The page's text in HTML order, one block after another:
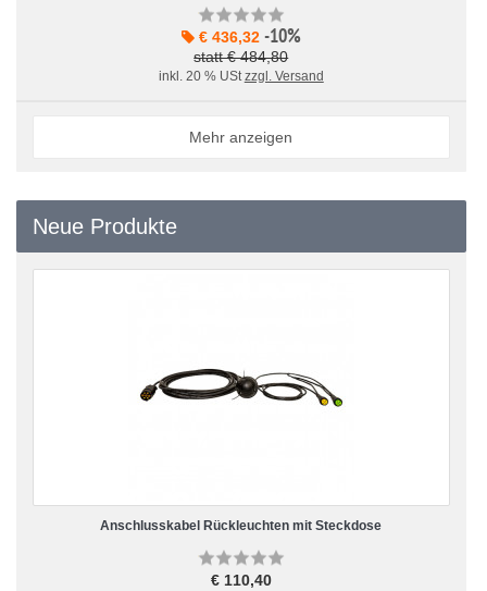
€ 436,32 -10%
statt € 484,80
inkl. 20 % UStzzgl. Versand
Mehr anzeigen
Neue Produkte
Anschlusskabel Rückleuchten mit Steckdose
€ 110,40